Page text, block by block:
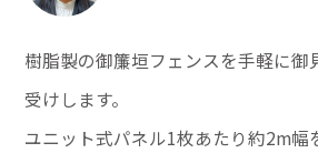
樹脂製の御簾垣フェンスを手軽に御
受けします。
ユニット式パネル1枚あたり約2m幅